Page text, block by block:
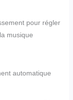
pour régler
musique
automatique